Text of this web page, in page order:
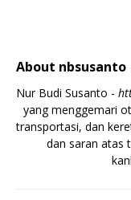
About nbsusanto
Nur Budi Susanto -
yang menggemari
transportasi, dan
dan saran atas